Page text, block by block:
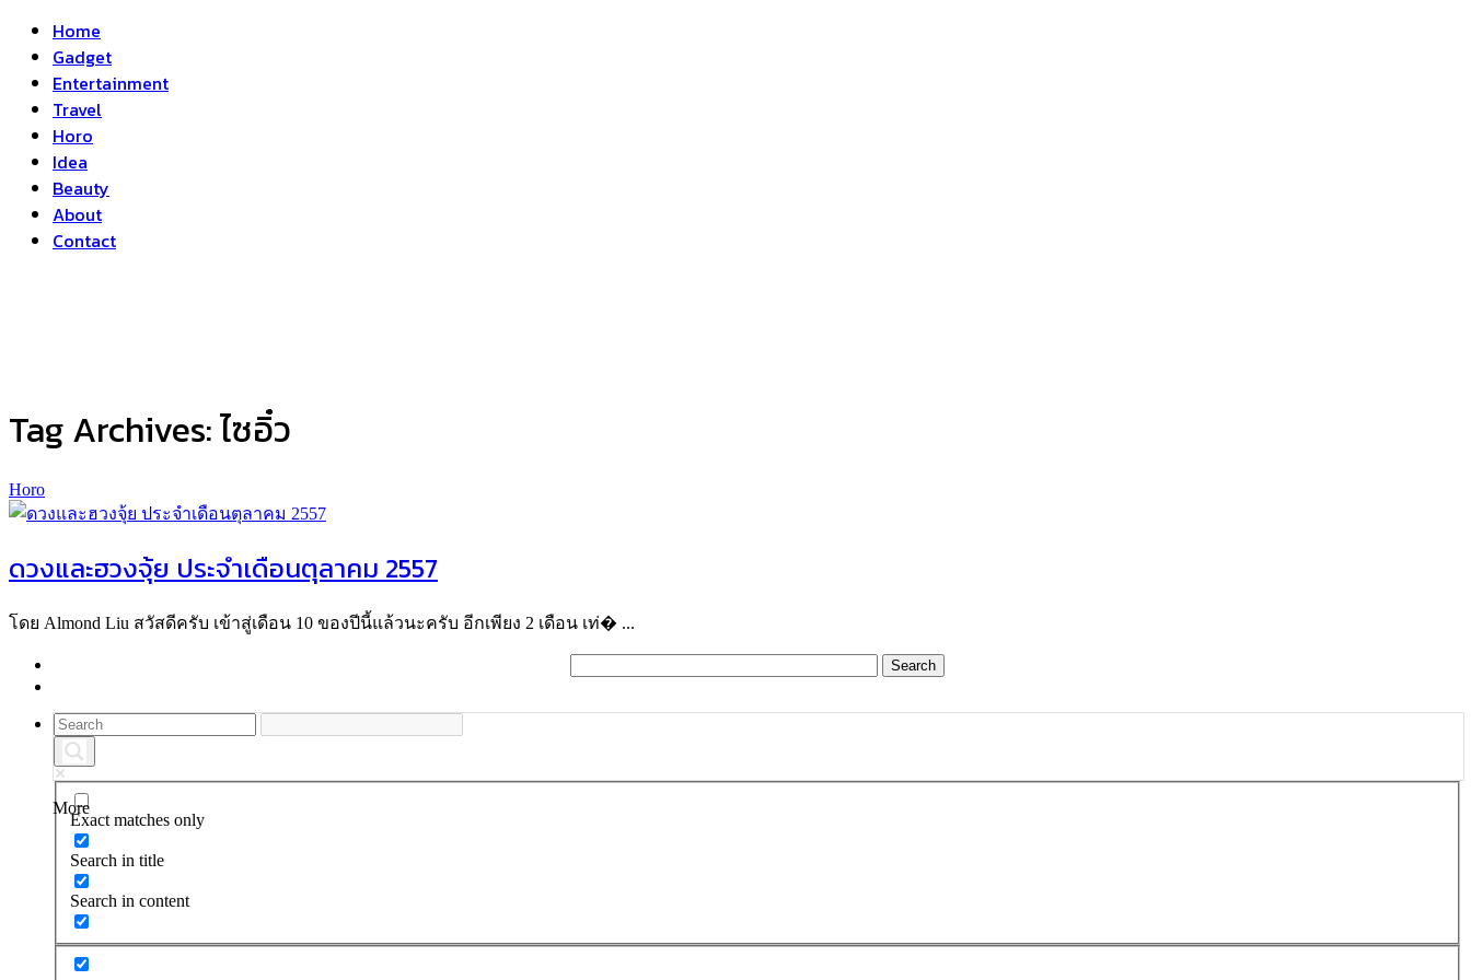
Home
Gadget
Entertainment
Travel
Horo
Idea
Beauty
About
Contact
Tag Archives:ไซอิ๋ว
Horo
ดวงและฮวงจุ้ย ประจำเดือนตุลาคม 2557
โดย Almond Liu สวัสดีครับ เข้าสู่เดือน 10 ของปีนี้แล้วนะครับ อีกเพียง 2 เดือน เท่� ...
More
Exact matches only
Search in title
Search in content